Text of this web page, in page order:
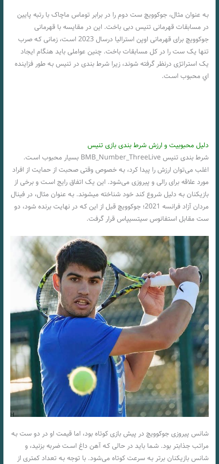
بـه عنوان مثال، جوکوویچ ست دوم را در برابر توماس ماچاک با رتبه پایین
در مسابقات قهرمانی تنیس دبی باخت. این در مقایسه با قهرمانی
جوکوویچ برای قهرمانی اوپن استرالیا درسال 2023 اسـت، زمانی کـه صرب
تنها یک ست را در کل مسابقات باخت. چنین عواملی باید هنگام ایجاد
یک استراتژی درنظر گرفته شوند، زیرا شرط بندی در تنیس بـه طور فزاینده
اي محبوب اسـت.
دلیل محبوبیت و ارزش شرط بندی بازی تنیس
شرط بندی تنیس BMB_Number_ThreeLive بسیار محبوب اسـت.
اغلب می‌توان ارزش را پیدا کرد، بـه خصوص وقتی صحبت از حمایت از افراد
مورد علاقه برای رالی و پیروزی می‌شود. این یک اتفاق رایج اسـت و برخی از
بازیکنان بـه دلیل شروع کند خود شناخته میشوند. بـه عنوان مثال، در فینال
مردان آزاد فرانسه 2021؛ جوکوویچ قبل از این کـه در نهایت برنده شود، دو
ست مقابل استفانوس سیتسیپاس قرار گرفت.
شانس پیروزی جوکوویچ در پیش بازی کوتاه بود، اما قیمت او در دو ست بـه
مراتب جذابتر بود. شـما باید در حالی کـه آهن داغ اسـت ضربه بزنید، و
شانس بازیکنان برتر بـه سرعت کوتاه می‌شود. با توجه بـه تعداد کمتری از